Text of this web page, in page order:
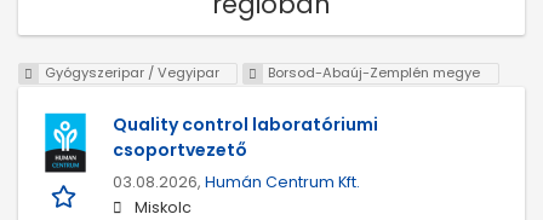
Gyógyszeripar / Vegyipar Borsod-Abaúj-Zemplén megye
Quality control laboratóriumi
csoportvezető
03.08.2026, Humán Centrum Kft.
Miskolc